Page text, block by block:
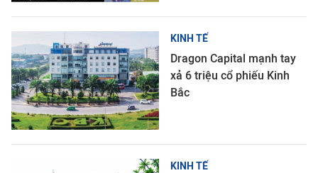
KINH TẾ
Dragon Capital mạnh tay
xả 6 triệu cổ phiếu Kinh
Bắc
KINH TẾ